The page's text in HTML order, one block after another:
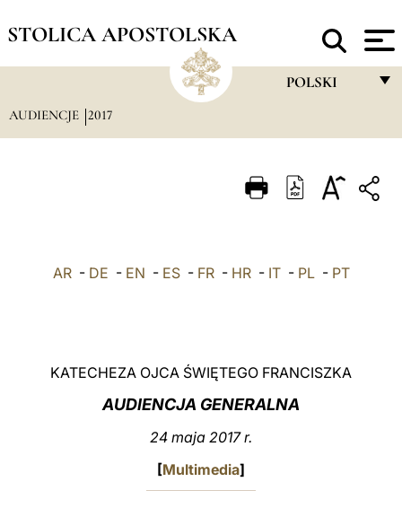
STOLICA APOSTOLSKA
POLSKI
ITALIANO
中文
AUDIENCJE 2017
AR- DE - EN - ES- FR- HR- IT- PL- PT
KATECHEZA OJCA ŚWIĘTEGO FRANCISZKA
AUDIENCJA GENERALNA
24 maja 2017 r.
[Multimedia]